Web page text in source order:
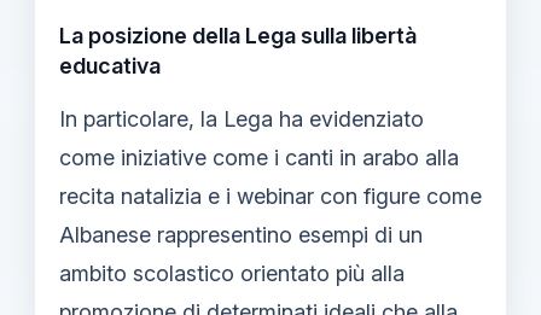
La posizione della Lega sulla libertà
educativa
In particolare, la Lega ha evidenziato
come iniziative come i canti in arabo alla
recita natalizia e i webinar con figure come
Albanese rappresentino esempi di un
ambito scolastico orientato più alla